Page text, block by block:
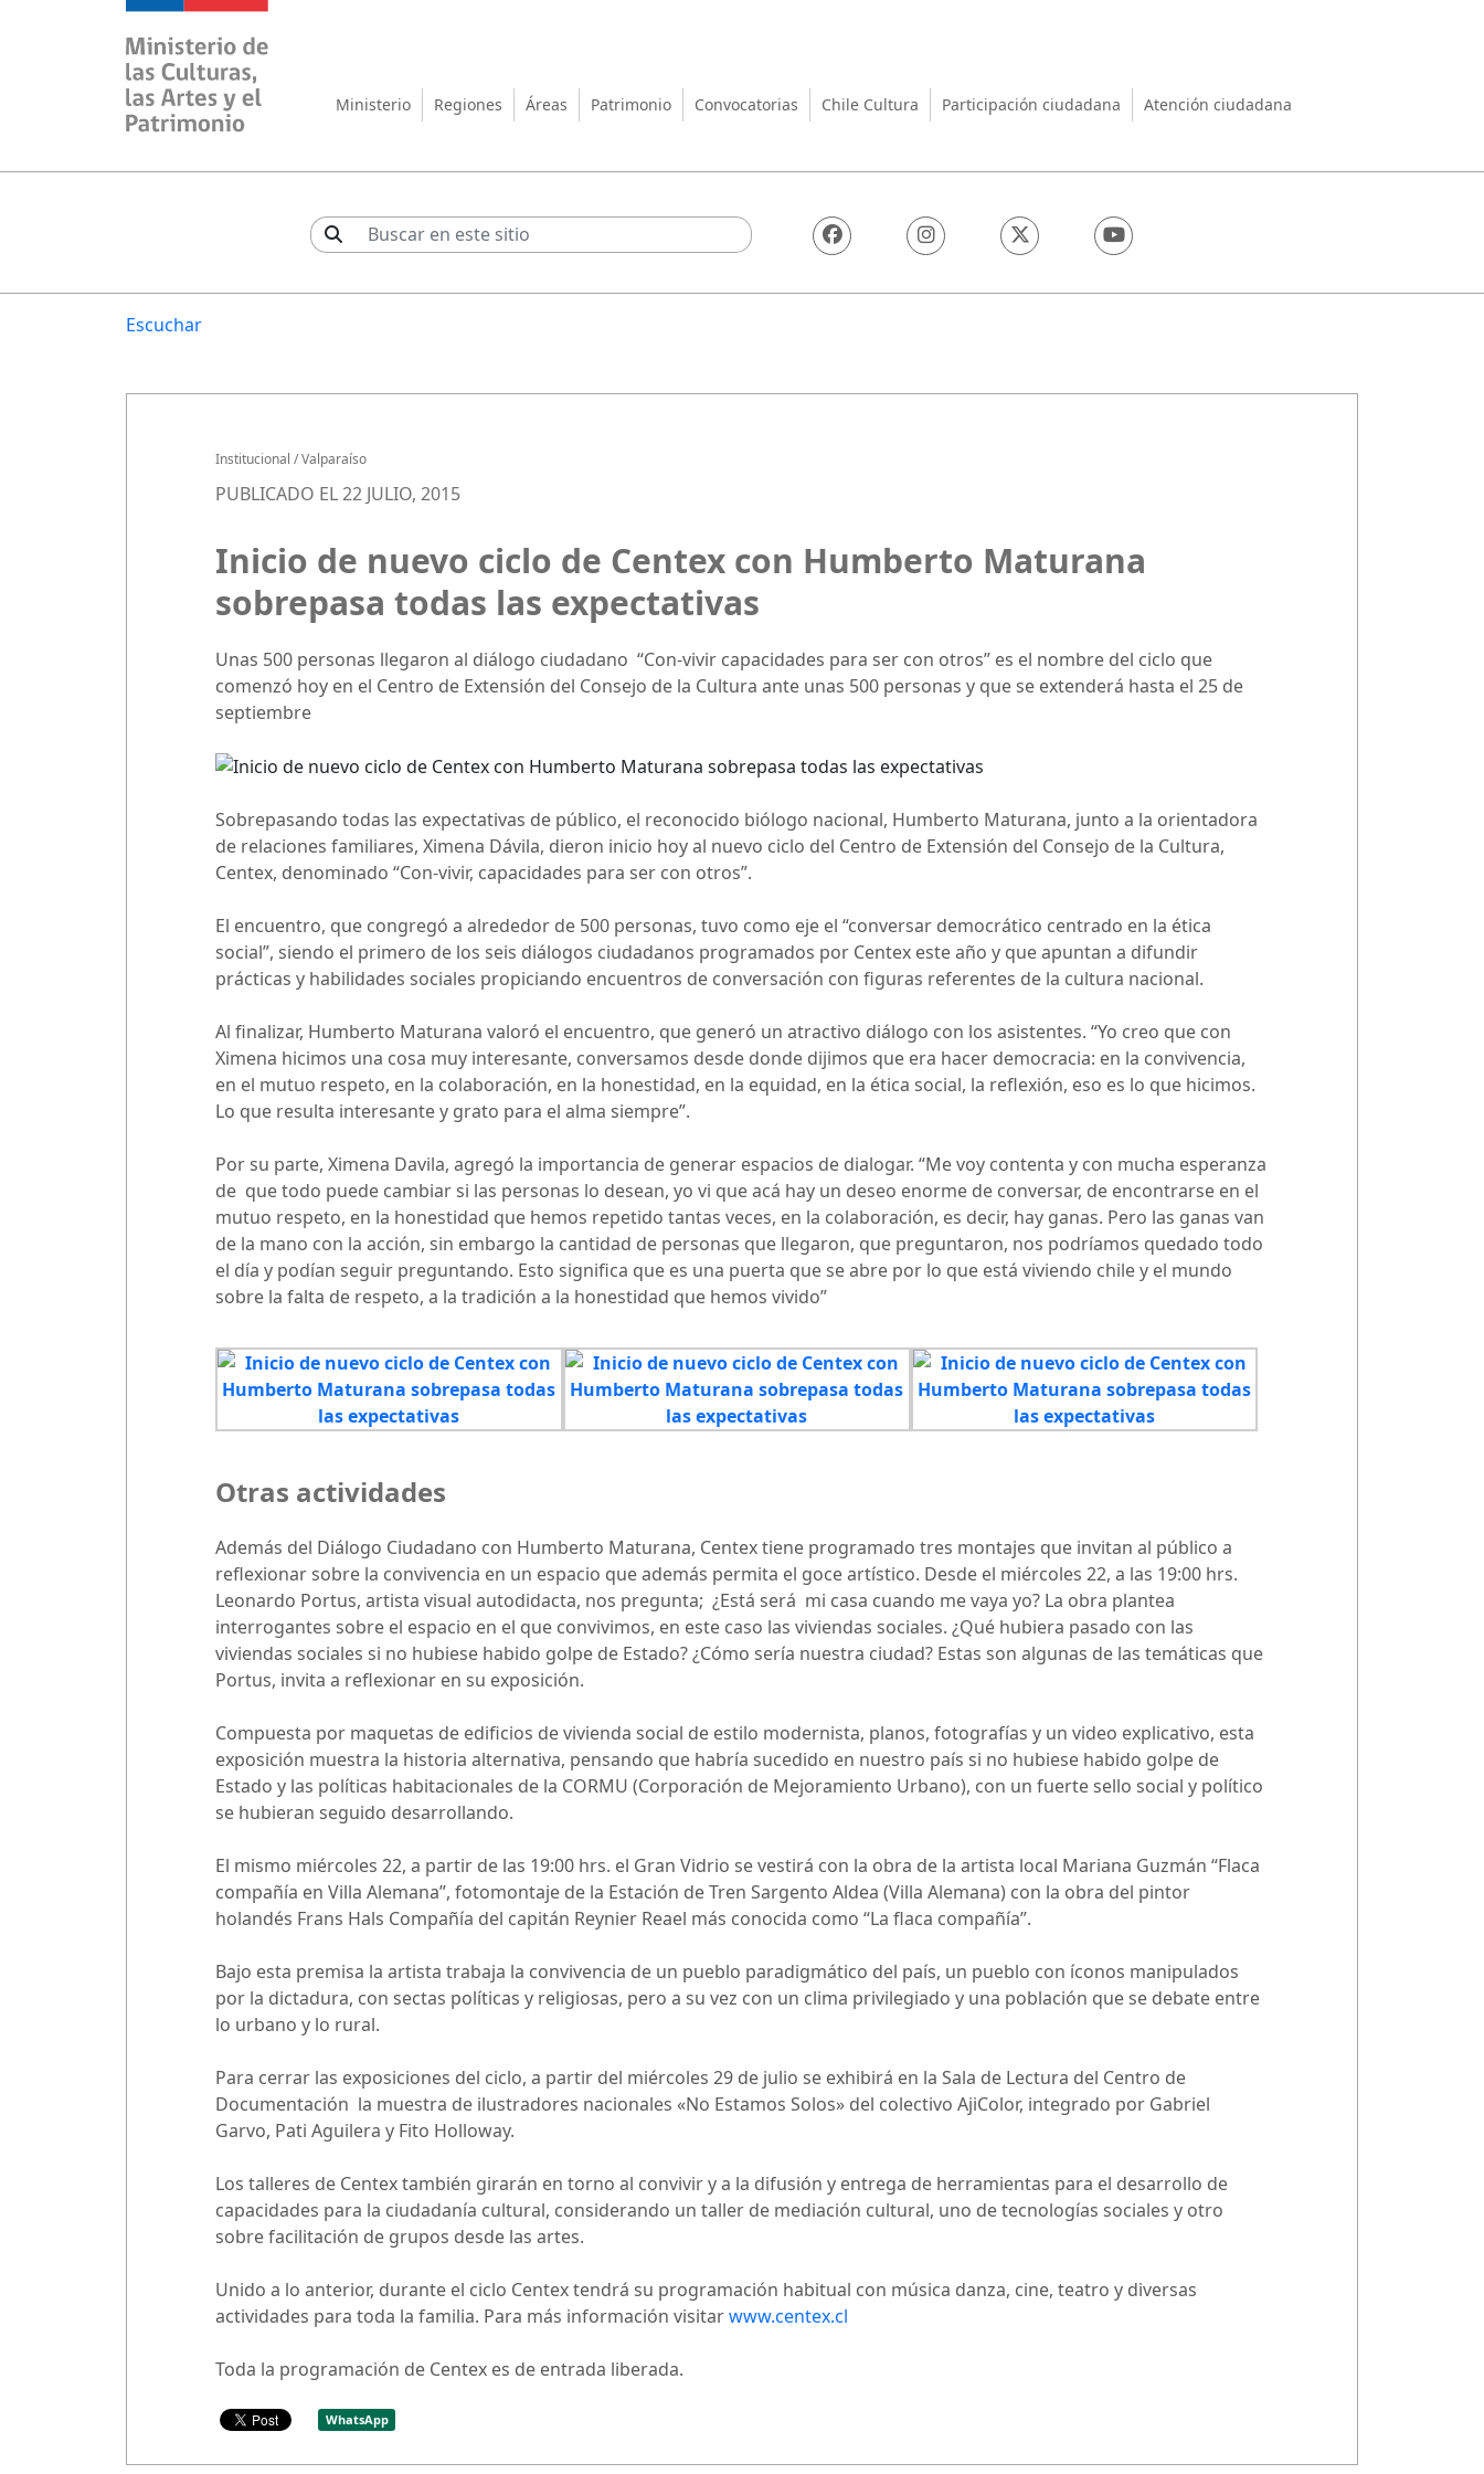
Ministerio de las Culturas, las Artes y el Patrimonio
Ministerio Regiones Áreas Patrimonio Convocatorias Chile Cultura Participación ciudadana Atención ciudadana
Escuchar
Institucional /Valparaíso
PUBLICADO EL 22 JULIO, 2015
Inicio de nuevo ciclo de Centex con Humberto Maturana
sobrepasa todas las expectativas
Unas 500 personas llegaron al diálogo ciudadano “Con-vivir capacidades para ser con otros” es el nombre del ciclo que
comenzó hoy en el Centro de Extensión del Consejo de la Cultura ante unas 500 personas y que se extenderá hasta el 25 de
septiembre
Sobrepasando todas las expectativas de público, el reconocido biólogo nacional, Humberto Maturana, junto a la orientadora
de relaciones familiares, Ximena Dávila, dieron inicio hoy al nuevo ciclo del Centro de Extensión del Consejo de la Cultura,
Centex, denominado “Con-vivir, capacidades para ser con otros”.
El encuentro, que congregó a alrededor de 500 personas, tuvo como eje el “conversar democrático centrado en la ética
social”, siendo el primero de los seis diálogos ciudadanos programados por Centex este año y que apuntan a difundir
prácticas y habilidades sociales propiciando encuentros de conversación con figuras referentes de la cultura nacional.
Al finalizar, Humberto Maturana valoró el encuentro, que generó un atractivo diálogo con los asistentes. “Yo creo que con
Ximena hicimos una cosa muy interesante, conversamos desde donde dijimos que era hacer democracia: en la convivencia,
en el mutuo respeto, en la colaboración, en la honestidad, en la equidad, en la ética social, la reflexión, eso es lo que hicimos.
Lo que resulta interesante y grato para el alma siempre”.
Por su parte, Ximena Davila, agregó la importancia de generar espacios de dialogar. “Me voy contenta y con mucha esperanza
de que todo puede cambiar si las personas lo desean, yo vi que acá hay un deseo enorme de conversar, de encontrarse en el
mutuo respeto, en la honestidad que hemos repetido tantas veces, en la colaboración, es decir, hay ganas. Pero las ganas van
de la mano con la acción, sin embargo la cantidad de personas que llegaron, que preguntaron, nos podríamos quedado todo
el día y podían seguir preguntando. Esto significa que es una puerta que se abre por lo que está viviendo chile y el mundo
sobre la falta de respeto, a la tradición a la honestidad que hemos vivido”
Otras actividades
Además del Diálogo Ciudadano con Humberto Maturana, Centex tiene programado tres montajes que invitan al público a
reflexionar sobre la convivencia en un espacio que además permita el goce artístico. Desde el miércoles 22, a las 19:00 hrs.
Leonardo Portus, artista visual autodidacta, nos pregunta; ¿Está será mi casa cuando me vaya yo? La obra plantea
interrogantes sobre el espacio en el que convivimos, en este caso las viviendas sociales. ¿Qué hubiera pasado con las
viviendas sociales si no hubiese habido golpe de Estado? ¿Cómo sería nuestra ciudad? Estas son algunas de las temáticas que
Portus, invita a reflexionar en su exposición.
Compuesta por maquetas de edificios de vivienda social de estilo modernista, planos, fotografías y un video explicativo, esta
exposición muestra la historia alternativa, pensando que habría sucedido en nuestro país si no hubiese habido golpe de
Estado y las políticas habitacionales de la CORMU (Corporación de Mejoramiento Urbano), con un fuerte sello social y político
se hubieran seguido desarrollando.
El mismo miércoles 22, a partir de las 19:00 hrs. el Gran Vidrio se vestirá con la obra de la artista local Mariana Guzmán “Flaca
compañía en Villa Alemana”, fotomontaje de la Estación de Tren Sargento Aldea (Villa Alemana) con la obra del pintor
holandés Frans Hals Compañía del capitán Reynier Reael más conocida como “La flaca compañía”.
Bajo esta premisa la artista trabaja la convivencia de un pueblo paradigmático del país, un pueblo con íconos manipulados
por la dictadura, con sectas políticas y religiosas, pero a su vez con un clima privilegiado y una población que se debate entre
lo urbano y lo rural.
Para cerrar las exposiciones del ciclo, a partir del miércoles 29 de julio se exhibirá en la Sala de Lectura del Centro de
Documentación la muestra de ilustradores nacionales «No Estamos Solos» del colectivo AjiColor, integrado por Gabriel
Garvo, Pati Aguilera y Fito Holloway.
Los talleres de Centex también girarán en torno al convivir y a la difusión y entrega de herramientas para el desarrollo de
capacidades para la ciudadanía cultural, considerando un taller de mediación cultural, uno de tecnologías sociales y otro
sobre facilitación de grupos desde las artes.
Unido a lo anterior, durante el ciclo Centex tendrá su programación habitual con música danza, cine, teatro y diversas
actividades para toda la familia. Para más información visitarwww.centex.cl
Toda la programación de Centex es de entrada liberada.
WhatsApp